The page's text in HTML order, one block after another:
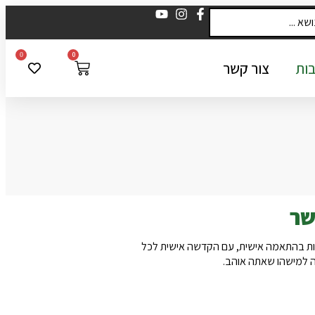
צור קשר
0
0
בהתאמה אישית, עם הקדשה אישית לכל
למישהו שאתה אוהב.